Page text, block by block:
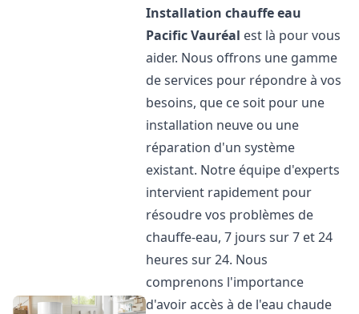
Installation chauffe eau
PacificVauréal est là pour vous
aider. Nous offrons une gamme
de services pour répondre à vos
besoins, que ce soit pour une
installation neuve ou une
réparation d'un système
existant. Notre équipe d'experts
intervient rapidement pour
résoudre vos problèmes de
chauffe-eau, 7 jours sur 7 et 24
heures sur 24. Nous
comprenons l'importance
d'avoir accès à de l'eau chaude